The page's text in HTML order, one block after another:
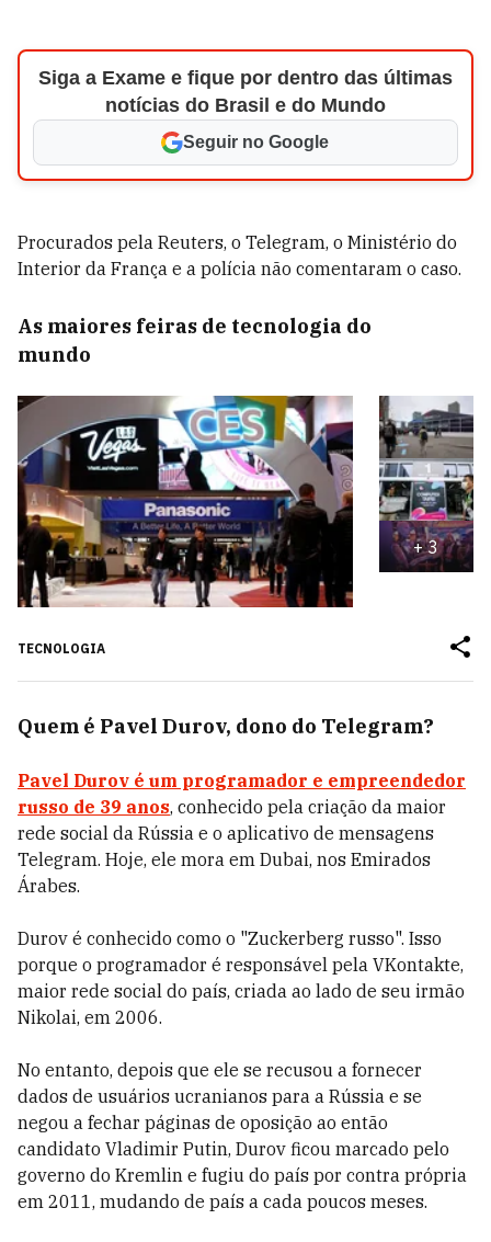
Siga a Exame e fique por dentro das últimas
notícias do Brasil e do Mundo
Seguir no Google
Procurados pela Reuters, o Telegram, o Ministério do
Interior da França e a polícia não comentaram o caso.
As maiores feiras de tecnologia do
mundo
+3
TECNOLOGIA
Quem é Pavel Durov, dono do Telegram?
Pavel Durov é um programador e empreendedor
russo de 39 anos, conhecido pela criação da maior
rede social da Rússia e o aplicativo de mensagens
Telegram. Hoje, ele mora em Dubai, nos Emirados
Árabes.
Durov é conhecido como o "Zuckerberg russo". Isso
porque o programador é responsável pela VKontakte,
maior rede social do país, criada ao lado de seu irmão
Nikolai, em 2006.
No entanto, depois que ele se recusou a fornecer
dados de usuários ucranianos para a Rússia e se
negou a fechar páginas de oposição ao então
candidato Vladimir Putin, Durov ficou marcado pelo
governo do Kremlin e fugiu do país por contra própria
em 2011, mudando de país a cada poucos meses.